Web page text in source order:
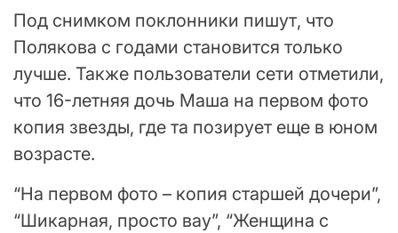
Под снимком поклонники пишут, что
Полякова с годами становится только
лучше. Также пользователи сети отметили,
что 16-летняя дочь Маша на первом фото
копия звезды, где та позирует еще в юном
возрасте.
“На первом фото – копия старшей дочери”,
“Шикарная, просто вау”, “Женщина с